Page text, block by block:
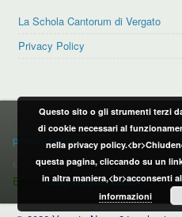
La Schola Cantorum di Vergato
Privacy Policy
PRIVACY POLICY
privacy policy
CONTATTI:
Email:info@vergatonews24.it
Questo sito o gli strumenti terzi
di cookie necessari al
nella privacy
questa pagina, cliccando su un
in altra maniera,<br>acconsenti
informazioni